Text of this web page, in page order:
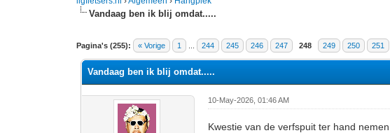
Vandaag ben ik blij omdat.....
Pagina's (255): « Vorige 1 244 245 246 247 248 249 250 251
8 stemmen - gemiddelde waardering is 4.25
1
2
3
4
5
Vandaag ben ik blij omdat.....
10-May-2026, 01:46 AM
Kwestie van de verfspuit ter hand